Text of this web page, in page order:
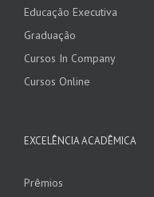
Educação Executiva
Graduação
Cursos In Company
Cursos Online
EXCELÊNCIA ACADÊMICA
Prêmios